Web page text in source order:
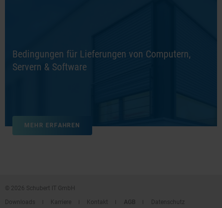
Bedingungen für Lieferungen von Computern,
Servern & Software
MEHR ERFAHREN
© 2026 Schubert IT GmbH
Downloads
Karriere Kontakt AGB
Datenschutz